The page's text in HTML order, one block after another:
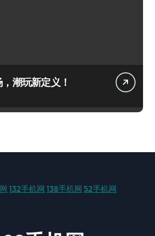
潮玩新定义！
132手机网 138手机网 52手机网